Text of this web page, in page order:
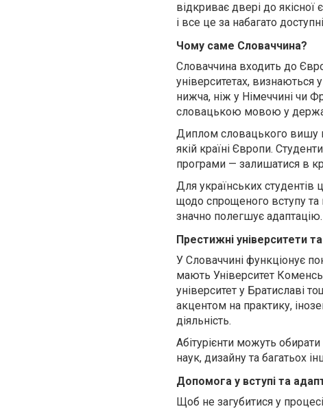
відкриває двері до якісної
і все це за набагато
Чому саме Словаччина?
Словаччина входить до
університетах, визнаються
нижча, ніж у Німеччині чи
словацькою мовою у
Диплом словацького вишу
якій країні Європи.
програми — залишатися в
Для українських
щодо спрощеного вступу та
значно полегшує адаптацію.
Престижні університети
У Словаччині функціонує
мають Університет
університет у Братиславі
акцентом на практику,
діяльність.
Абітурієнти можуть
наук, дизайну та багатьох
Допомога у вступі та
Щоб не загубитися у